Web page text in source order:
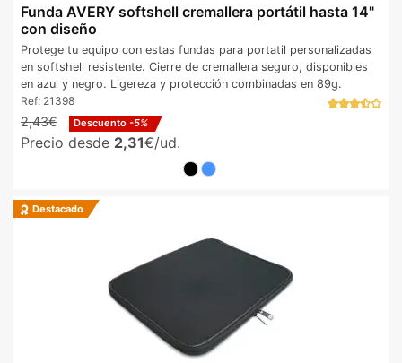
Funda AVERY softshell cremallera portátil hasta 14"
con diseño
Protege tu equipo con estas fundas para portatil personalizadas
en softshell resistente. Cierre de cremallera seguro, disponibles
en azul y negro. Ligereza y protección combinadas en 89g.
Ref: 21398
2,43€ Descuento -5%
Precio desde 2,31€/ud.
Destacado